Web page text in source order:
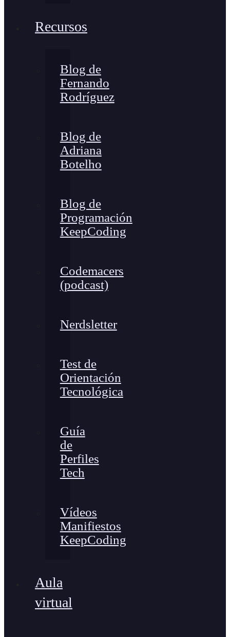
Recursos
Blog de
Fernando
Rodríguez
Blog de
Adriana
Botelho
Blog de
Programación
KeepCoding
Codemacers
(podcast)
Nerdsletter
Test de
Orientación
Tecnológica
Guía
de
Perfiles
Tech
Vídeos
Manifiestos
KeepCoding
Aula
virtual